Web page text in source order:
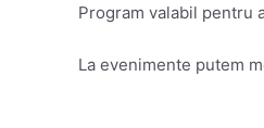
Program valabil pentru
La evenimente putem